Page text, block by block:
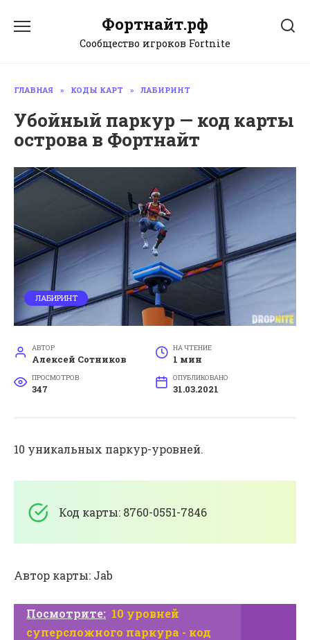
Фортнайт.рф
Сообщество игроков Fortnite
ГЛАВНАЯ » КОДЫ КАРТ » ЛАБИРИНТ
Убойный паркур — код карты
острова в Фортнайт
ЛАБИРИНТ
АВТОР
Алексей Сотников
НА ЧТЕНИЕ
1 мин
ПРОСМОТРОВ
347
ОПУБЛИКОВАНО
31.03.2021
10 уникальных паркур-уровней.
Код карты: 8760-0551-7846
Автор карты: Jab
Посмотрите: 10 уровней
суперсложного паркура - код